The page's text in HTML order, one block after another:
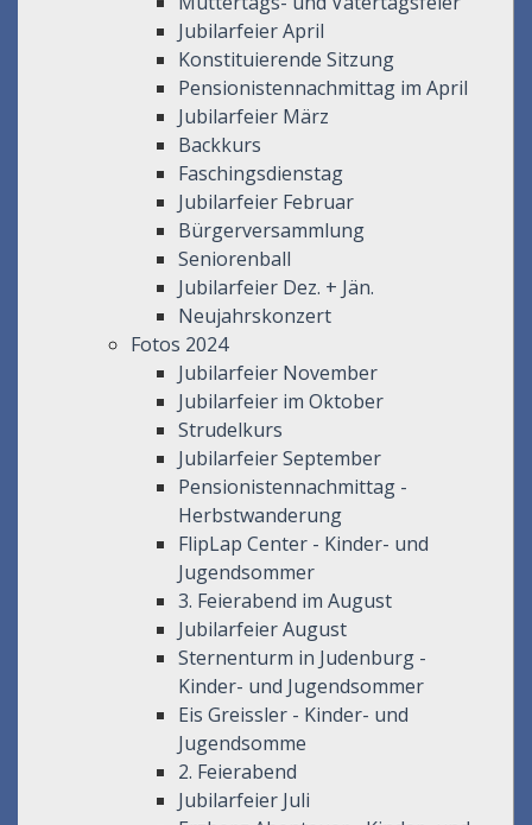
Jubilarfeier April
Konstituierende Sitzung
Pensionistennachmittag im April
Jubilarfeier März
Backkurs
Faschingsdienstag
Jubilarfeier Februar
Bürgerversammlung
Seniorenball
Jubilarfeier Dez. + Jän.
Neujahrskonzert
Fotos 2024
Jubilarfeier November
Jubilarfeier im Oktober
Strudelkurs
Jubilarfeier September
Pensionistennachmittag -
Herbstwanderung
FlipLap Center - Kinder- und
Jugendsommer
3. Feierabend im August
Jubilarfeier August
Sternenturm in Judenburg -
Kinder- und Jugendsommer
Eis Greissler - Kinder- und
Jugendsomme
2. Feierabend
Jubilarfeier Juli